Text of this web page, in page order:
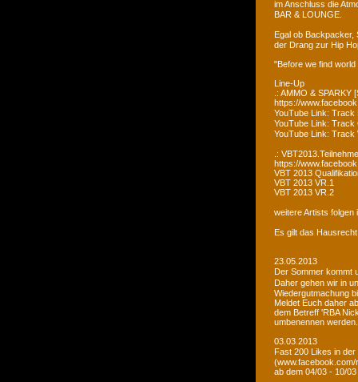
im Anschluss die
BAR & LOUNGE.
Egal ob
der Drang zur Hip
"Before we find
Line-Up
.: AMMO & SPARKY
https://
YouTube Link:
YouTube Link: Track
YouTube Link:
.:
https://
VBT 2013
VBT 2013 VR.1
VBT 2013 VR.2
weitere Artists
Es gilt das
23.05.2013
Der Sommer kommt
Daher gehen wir in
Wiedergutmachung
Meldet Euch daher
dem Betreff 'RBA
umbenennen
03.03.2013
Fast 200 Likes in
ab dem 04/03 - 10/